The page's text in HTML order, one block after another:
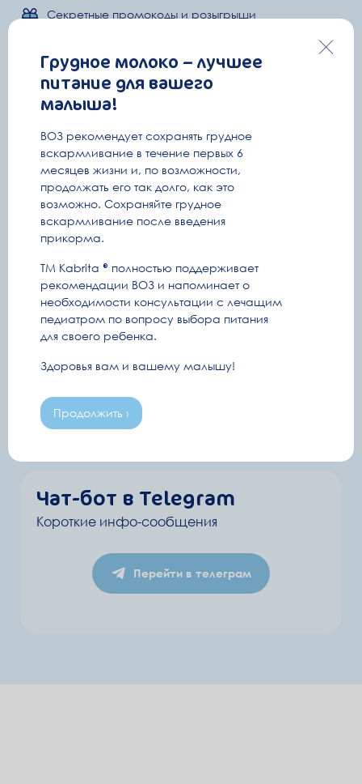
Секретные промокоды и розыгрыши
Емейл
Полезные письма
Ваше имя
E-mail
Дата рождения ребенка
или
ПДР
я принимаю условияполитики конфиденциальности
согласие на обработкуперсональных данных
Чат-бот в Telegram
Короткие инфо-сообщения
Перейти в телеграм
Грудное молоко – лучшее
питание для вашего
малыша!
ВОЗ рекомендует сохранять грудное
вскармливание в течение первых 6
месяцев жизни и, по возможности,
продолжать его так долго, как это
возможно. Сохраняйте грудное
вскармливание после введения
прикорма.
ТМ Kabrita
полностью поддерживает
рекомендации ВОЗ и напоминает о
необходимости консультации с лечащим
педиатром по вопросу выбора питания
для своего ребенка.
Здоровья вам и вашему малышу!
Продолжить ›